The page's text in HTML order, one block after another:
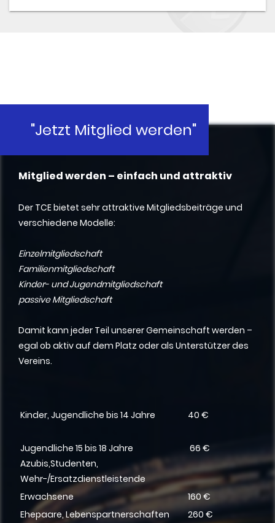
"Jetzt Mitglied werden"
Mitglied werden – einfach und attraktiv
Der TCE bietet sehr attraktive Mitgliedsbeiträge und
verschiedene Modelle:
Einzelmitgliedschaft
Familienmitgliedschaft
Kinder- und Jugendmitgliedschaft
passive Mitgliedschaft
Damit kann jeder Teil unserer Gemeinschaft werden –
egal ob aktiv auf dem Platz oder als Unterstützer des
Vereins.
Kinder, Jugendliche bis 14 Jahre 40 €
Jugendliche 15 bis 18 Jahre
Azubis,Studenten,
Wehr-/Ersatzdienstleistende
66 €
Erwachsene
160 €
Ehepaare, Lebenspartnerschaften
260 €